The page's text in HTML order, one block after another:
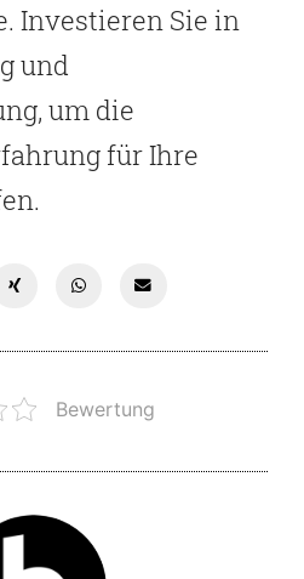
Investieren Sie in
und
um die
für Ihre
Bewertung